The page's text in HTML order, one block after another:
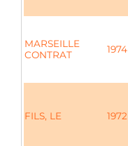
MARSEILLE
CONTRAT
1974
FILS, LE 1972